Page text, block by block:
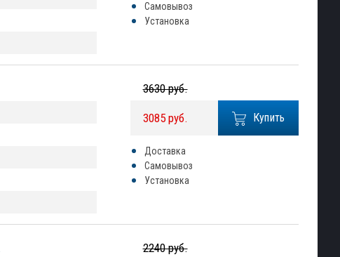
Самовывоз
Установка
Купить
3630 руб.
3085 руб.
Доставка
Самовывоз
Установка
2240 руб.